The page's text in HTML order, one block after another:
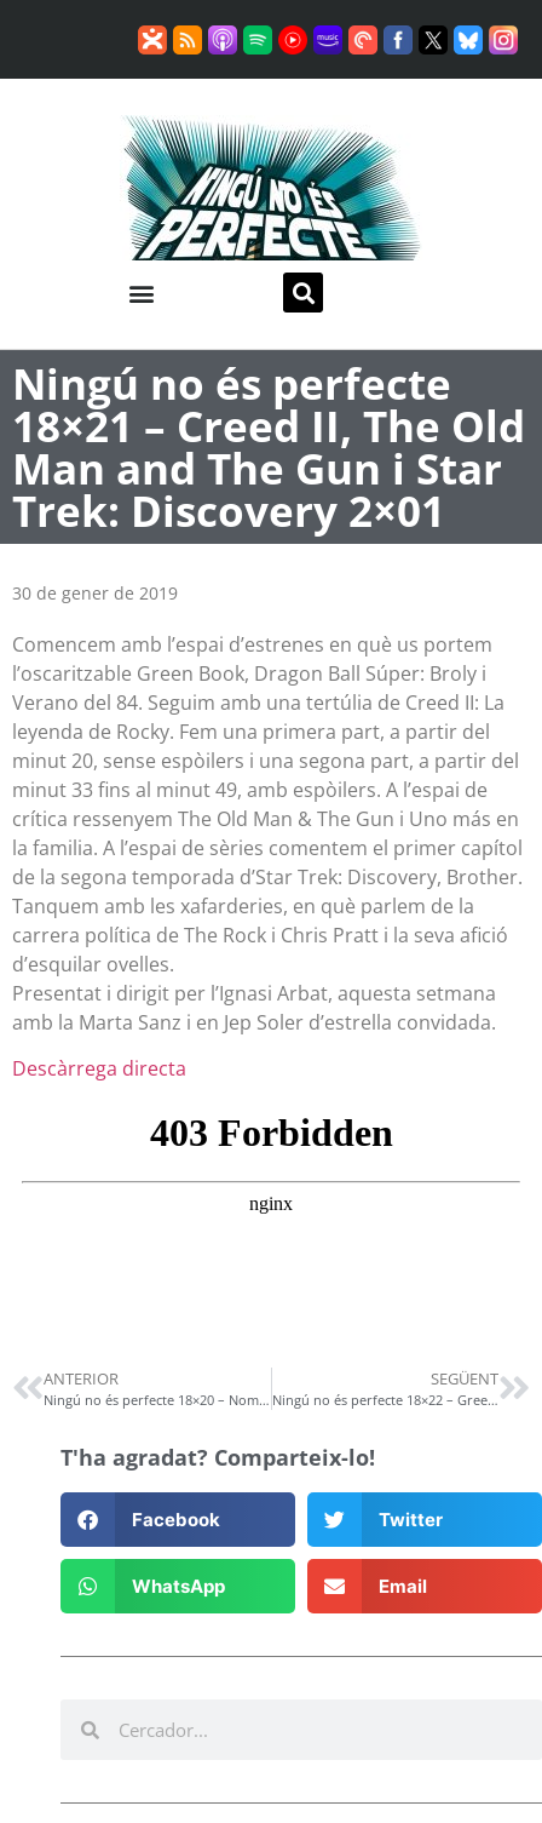
Ningú no és perfecte
18×21 – Creed II, The Old
Man and The Gun i Star
Trek: Discovery 2×01
30 de gener de 2019
Comencem amb l’espai d’estrenes en què us portem
l’oscaritzable Green Book, Dragon Ball Súper: Broly i
Verano del 84. Seguim amb una tertúlia de Creed II: La
leyenda de Rocky. Fem una primera part, a partir del
minut 20, sense espòilers i una segona part, a partir del
minut 33 fins al minut 49, amb espòilers. A l’espai de
crítica ressenyem The Old Man & The Gun i Uno más en
la familia. A l’espai de sèries comentem el primer capítol
de la segona temporada d’Star Trek: Discovery, Brother.
Tanquem amb les xafarderies, en què parlem de la
carrera política de The Rock i Chris Pratt i la seva afició
d’esquilar ovelles.
Presentat i dirigit per l’Ignasi Arbat, aquesta setmana
amb la Marta Sanz i en Jep Soler d’estrella convidada.
Descàrrega directa
ANTERIOR
Ningú no és perfecte 18×20 – Nominacions als Òscars i especial Glass (Cristal)
SEGÜENT
Ningú no és perfecte 18×22 – Green Book, Dragon Ball Super: Broly, tràilers, còmics Marvel
T'ha agradat? Comparteix-lo!
Facebook Twitter
WhatsApp Email